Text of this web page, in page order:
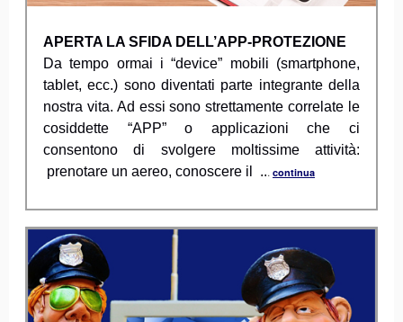
APERTA LA SFIDA DELL’APP-PROTEZIONE
Da tempo ormai i “device” mobili (smartphone,
tablet, ecc.) sono diventati parte integrante della
nostra vita. Ad essi sono strettamente correlate le
cosiddette “APP” o applicazioni che ci
consentono di svolgere moltissime attività:
prenotare un aereo, conoscere il ... continua